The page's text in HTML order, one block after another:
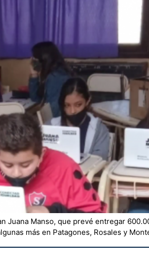
Juana Manso, que prevé entregar
más en Patagones, Rosales y